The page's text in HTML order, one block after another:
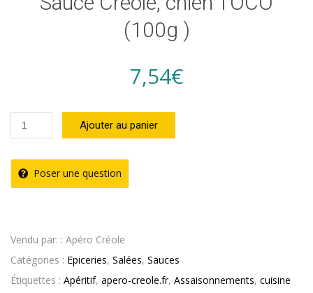
(100g )
7,54€
quantité
de
Sauce
Créole,
(100g
)
Ajouter au panier
Poser une question
Vendu par: : Apéro Créole
Catégories : Epiceries, Salées, Sauces
Étiquettes : Apéritif, apero-creole.fr, Assaisonnements, cuisine